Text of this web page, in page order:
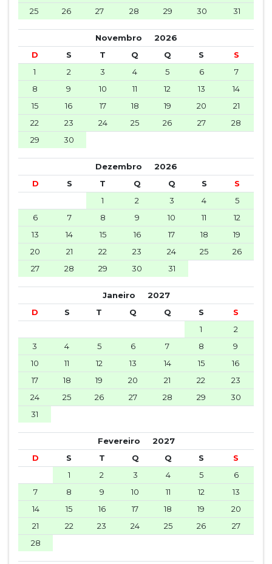
25
26 27 28 29 30 31
Novembro 2026
D
S T Q Q S
S
1
2 3 4 5 6
7
8
9 10 11 12 13
14
15
16 17 18 19 20
21
22
23 24 25 26 27
28
29
30
Dezembro 2026
D
S T Q Q S
S
1
2 3 4
5
6
7 8 9 10 11
12
13
14 15 16 17 18
19
20
21 22 23 24 25
26
27
28 29 30 31
Janeiro 2027
D
S T Q Q S
S
1
2
3
4 5 6 7 8
9
10
11 12 13 14 15
16
17
18 19 20 21 22
23
24
25 26 27 28 29
30
31
Fevereiro 2027
D
S T Q Q S
S
1
2 3 4 5
6
7
8 9 10 11 12
13
14
15 16 17 18 19
20
21
22 23 24 25 26
27
28